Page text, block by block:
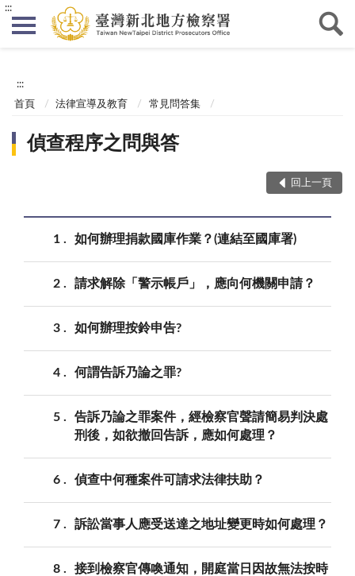
:::
:::
首頁 法律宣導及教育 常見問答集
偵查程序之問與答
回上一頁
1 如何辦理捐款國庫作業？(連結至國庫署)
2 請求解除「警示帳戶」，應向何機關申請？
3 如何辦理按鈴申告?
4 何謂告訴乃論之罪?
5
告訴乃論之罪案件，經檢察官聲請簡易判決處
刑後，如欲撤回告訴，應如何處理？
6 偵查中何種案件可請求法律扶助？
7 訴訟當事人應受送達之地址變更時如何處理？
8
接到檢察官傳喚通知，開庭當日因故無法按時